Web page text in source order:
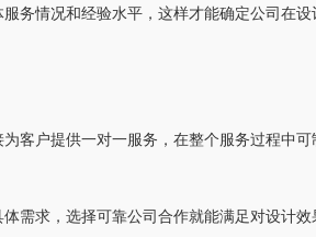
务情况和经验水平，这样才能确定公司在
客户提供一对一服务，在整个服务过程中
需求，选择可靠公司合作就能满足对设计